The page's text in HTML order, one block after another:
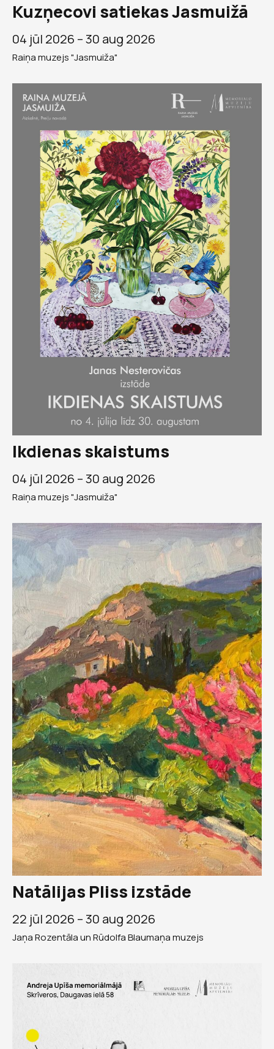
Kuzņecovi satiekas Jasmuižā
04 jūl 2026 –30 aug 2026
Raiņa muzejs "Jasmuiža"
Ikdienas skaistums
04 jūl 2026 –30 aug 2026
Raiņa muzejs "Jasmuiža"
Natālijas Pliss izstāde
22 jūl 2026 –30 aug 2026
Jaņa Rozentāla un Rūdolfa Blaumaņa muzejs